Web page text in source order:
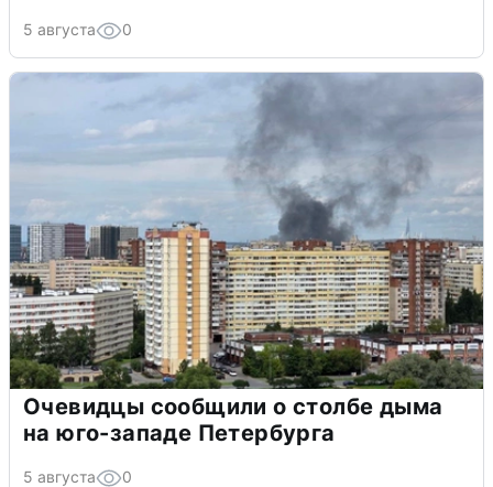
5 августа 0
Очевидцы сообщили о столбе дыма
на юго-западе Петербурга
5 августа 0